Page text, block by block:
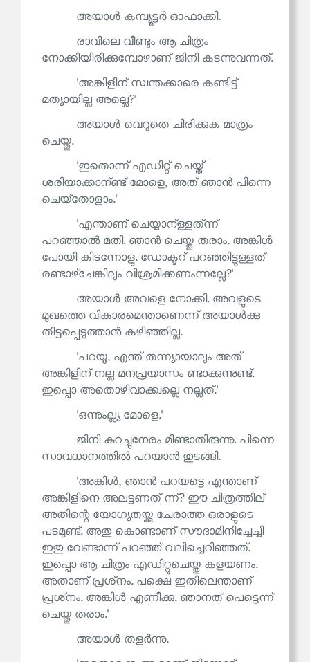
അയാൾ കമ്പ്യൂട്ടർ ഓഫാക്കി.
രാവിലെ വീണ്ടും ആ ചിത്രം
നോക്കിയിരിക്കുമ്പോഴാണ് ജിനി കടന്നുവന്നത്.
'അങ്കിളിന് സ്വന്തക്കാരെ കണ്ടിട്ട്
മത്യായില്ല അല്ലെ?'
അയാൾ വെറുതെ ചിരിക്കുക മാത്രം
ചെയ്തു.
'ഇതൊന്ന് എഡിറ്റ് ചെയ്ത്
ശരിയാക്കാന്ണ്ട് മോളെ, അത് ഞാൻ പിന്നെ
ചെയ്‌തോളാം.'
'എന്താണ് ചെയ്യാന്ള്ളത്ന്ന്
പറഞ്ഞാൽ മതി. ഞാൻ ചെയ്തു തരാം. അങ്കിൾ
പോയി കിടന്നോളു. ഡോക്ടറ് പറഞ്ഞിട്ടുള്ളത്
രണ്ടാഴ്‌ചേങ്കിലും വിശ്രമിക്കണംന്നല്ലേ?'
അയാൾ അവളെ നോക്കി. അവളുടെ
മുഖത്തെ വികാരമെന്താണെന്ന് അയാൾക്കു
തിട്ടപ്പെടുത്താൻ കഴിഞ്ഞില്ല.
'പറയൂ, എന്ത് തന്ന്യായാലും അത്
അങ്കിളിന് നല്ല മനപ്രയാസം ണ്ടാക്കുന്നുണ്ട്.
ഇപ്പൊ അതൊഴിവാക്ക്വല്ലെ നല്ലത്.'
'ഒന്നുംല്ല്യ മോളെ.'
ജിനി കുറച്ചുനേരം മിണ്ടാതിരുന്നു. പിന്നെ
സാവധാനത്തിൽ പറയാൻ തുടങ്ങി.
'അങ്കിൾ, ഞാൻ പറയട്ടെ എന്താണ്
അങ്കിളിനെ അലട്ടണത് ന്ന്? ഈ ചിത്രത്തില്
അതിന്റെ യോഗ്യതയ്ക്കു ചേരാത്ത ഒരാളുടെ
പടമുണ്ട്. അതു കൊണ്ടാണ് സൗദാമിനിച്ചേച്ചി
ഇതു വേണ്ടാന്ന് പറഞ്ഞ് വലിച്ചെറിഞ്ഞത്.
ഇപ്പൊ ആ ചിത്രം എഡിറ്റുചെയ്തു കളയണം.
അതാണ് പ്രശ്‌നം. പക്ഷെ ഇതിലെന്താണ്
പ്രശ്‌നം. അങ്കിൾ എണീക്കു. ഞാനത് പെട്ടെന്ന്
ചെയ്തു തരാം.'
അയാൾ തളർന്നു.